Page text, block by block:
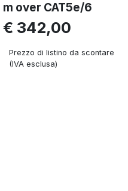
m over CAT5e/6
€ 342,00
Prezzo di listino da scontare
(IVA esclusa)